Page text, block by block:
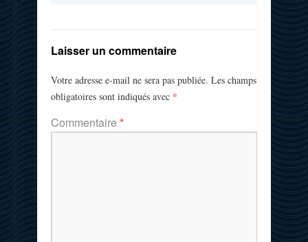
Laisser un commentaire
Votre adresse e-mail ne sera pas publiée. Les champs
obligatoires sont indiqués avec *
Commentaire *